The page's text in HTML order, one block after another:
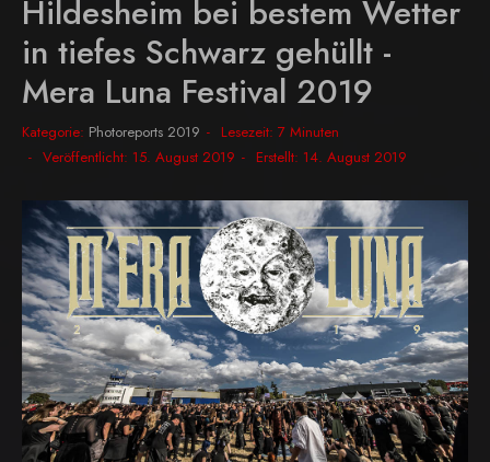
Hildesheim bei bestem Wetter
in tiefes Schwarz gehüllt -
Mera Luna Festival 2019
Kategorie: Photoreports 2019
Lesezeit: 7 Minuten
Veröffentlicht: 15. August 2019
Erstellt: 14. August 2019